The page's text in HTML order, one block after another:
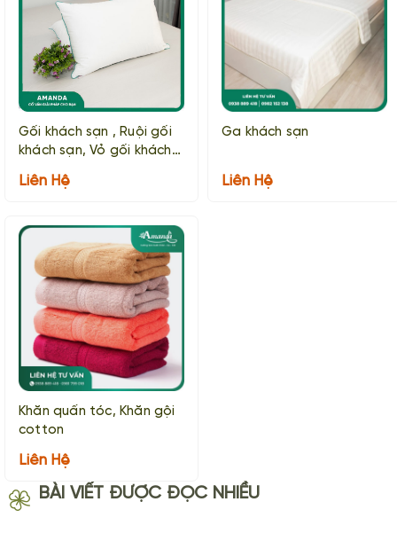
Gối khách sạn , Ruội gối
khách sạn, Vỏ gối khách
Liên Hệ
Ga khách sạn
Liên Hệ
Khăn quấn tóc, Khăn gội
cotton
Liên Hệ
BÀI VIẾT ĐƯỢC ĐỌC NHIỀU